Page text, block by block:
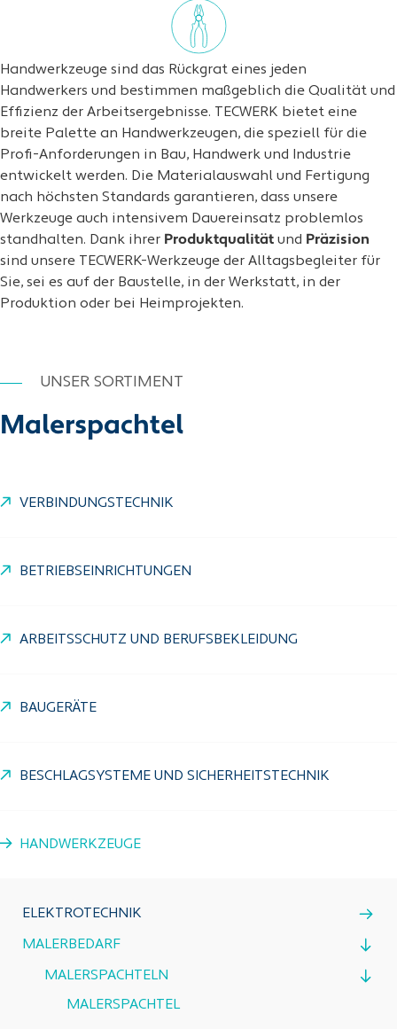
Handwerkzeuge sind das Rückgrat eines jeden
Handwerkers und bestimmen maßgeblich die Qualität und
Effizienz der Arbeitsergebnisse. TECWERK bietet eine
breite Palette an Handwerkzeugen, die speziell für die
Profi-Anforderungen in Bau, Handwerk und Industrie
entwickelt werden. Die Materialauswahl und Fertigung
nach höchsten Standards garantieren, dass unsere
Werkzeuge auch intensivem Dauereinsatz problemlos
standhalten. Dank ihrer Produktqualität und Präzision
sind unsere TECWERK-Werkzeuge der Alltagsbegleiter für
Sie, sei es auf der Baustelle, in der Werkstatt, in der
Produktion oder bei Heimprojekten.
UNSER SORTIMENT
Malerspachtel
VERBINDUNGSTECHNIK
BETRIEBSEINRICHTUNGEN
ARBEITSSCHUTZ UND BERUFSBEKLEIDUNG
BAUGERÄTE
BESCHLAGSYSTEME UND SICHERHEITSTECHNIK
HANDWERKZEUGE
ELEKTROTECHNIK
MALERBEDARF
MALERSPACHTELN
MALERSPACHTEL